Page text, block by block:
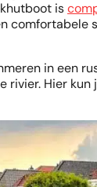
is
comfortabele
in een
Hier